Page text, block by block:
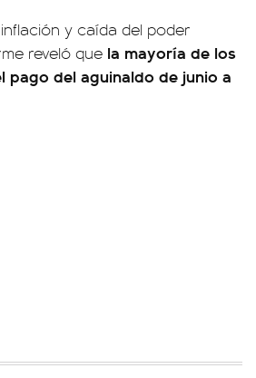
y caída del poder
reveló que la mayoría de los
pago del aguinaldo de junio a